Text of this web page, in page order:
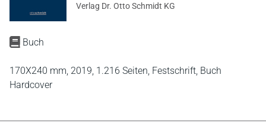
Buch
170X240 mm, 2019, 1.216 Seiten, Festschrift, Buch
Hardcover
Verlag Dr. Otto Schmidt KG